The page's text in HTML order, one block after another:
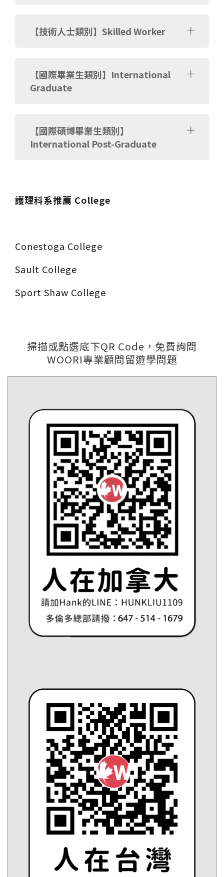
【技術人士類別】Skilled Worker
【國際畢業生類別】International
Graduate
【國際碩博畢業生類別】
International Post-Graduate
護理科系推薦 College
Conestoga College
Sault College
Sport Shaw College
掃描或點選底下QR Code，免費詢問
WOORI專業顧問留遊學問題